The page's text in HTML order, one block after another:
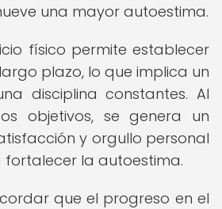
una mayor autoestima.
físico permite establecer
plazo, lo que implica un
disciplina constantes. Al
objetivos, se genera un
y orgullo personal
la autoestima.
que el progreso en el